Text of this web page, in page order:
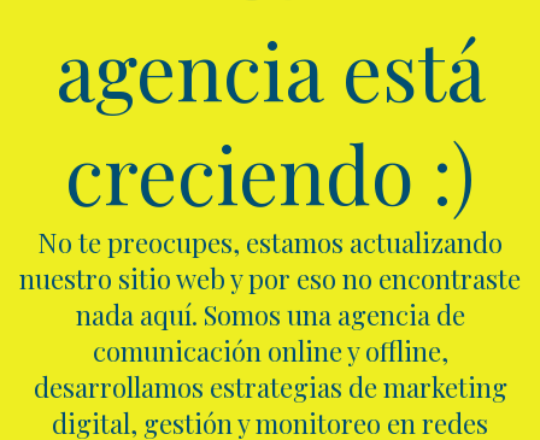
agencia está
creciendo :)
No te preocupes, estamos actualizando
nuestro sitio web y por eso no encontraste
nada aquí. Somos una agencia de
comunicación online y offline,
desarrollamos estrategias de marketing
digital, gestión y monitoreo en redes